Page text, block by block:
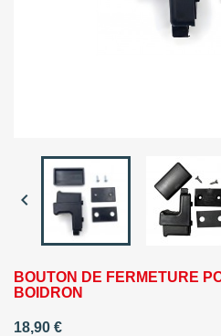

BOUTON DE FERMETURE
BOIDRON
18,90 €